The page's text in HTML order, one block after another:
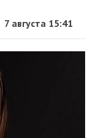
7 августа 15:41